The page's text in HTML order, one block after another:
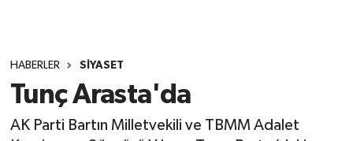
HABERLER SIYASET
Tunç Arasta'da
AK Parti Bartın Milletvekili ve TBMM Adalet
Kültür-Sanat
Magazin
Son Dakika Haberleri
Haber Arşivi